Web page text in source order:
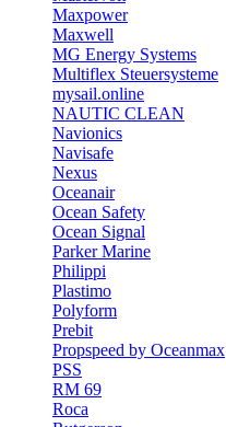
Maxpower
Maxwell
MG Energy Systems
Multiflex Steuersysteme
mysail.online
NAUTIC CLEAN
Navionics
Navisafe
Nexus
Oceanair
Ocean Safety
Ocean Signal
Parker Marine
Philippi
Plastimo
Polyform
Prebit
Propspeed by Oceanmax
PSS
RM 69
Roca